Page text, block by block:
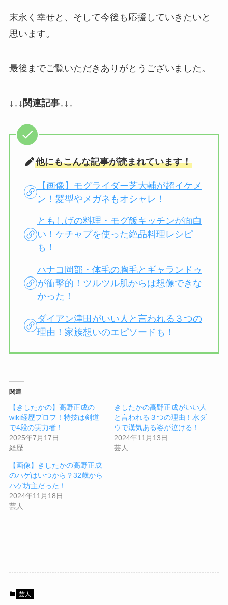
末永く幸せと、そして今後も応援していきたいと
思います。
最後までご覧いただきありがとうございました。
↓↓↓関連記事↓↓↓
他にもこんな記事が読まれています！
【画像】モグライダー芝大輔が超イケメ
ン！髪型やメガネもオシャレ！
ともしげの料理・モグ飯キッチンが面白
い！ケチャプを使った絶品料理レシピ
も！
ハナコ岡部・体毛の胸毛とギャランドゥ
が衝撃的！ツルツル肌からは想像できな
かった！
ダイアン津田がいい人と言われる３つの
理由！家族想いのエピソードも！
関連
【きしたかの】高野正成の
wiki経歴プロフ！特技は剣道
で4段の実力者！
2025年7月17日
経歴
きしたかの高野正成がいい人
と言われる３つの理由！水ダ
ウで漢気ある姿が泣ける！
2024年11月13日
芸人
【画像】きしたかの高野正成
のハゲはいつから？32歳から
ハゲ坊主だった！
2024年11月18日
芸人
芸人